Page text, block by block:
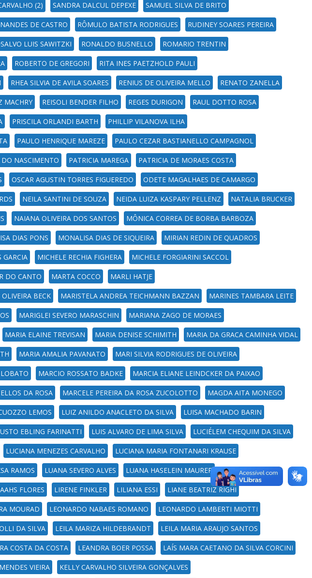
(2) SANDRA DALCUL DEPEXE SAMUEL SILVA DE BRITO
DE CASTRO RÔMULO BATISTA RODRIGUES RUDINEY SOARES PEREIRA
LUIS SAWITZKI RONALDO BUSNELLO ROMARIO TRENTIN
ROBERTO DE GREGORI RITA INES PAETZHOLD PAULI
RHEA SILVIA DE AVILA SOARES RENIUS DE OLIVEIRA MELLO RENATO ZANELLA
MACHRY REISOLI BENDER FILHO REGES DURIGON RAUL DOTTO ROSA
PRISCILA ORLANDI BARTH PHILLIP VILANOVA ILHA
PAULO HENRIQUE MAREZE PAULO CEZAR BASTIANELLO CAMPAGNOL
DO NASCIMENTO PATRICIA MAREGA PATRICIA DE MORAES COSTA
OSCAR AGUSTIN TORRES FIGUEREDO ODETE MAGALHAES DE CAMARGO
NEILA SANTINI DE SOUZA NEIDA LUIZA KASPARY PELLENZ NATALIA BRUCKER
NAIANA OLIVEIRA DOS SANTOS MÔNICA CORREA DE BORBA BARBOZA
DIAS PONS MONALISA DIAS DE SIQUEIRA MIRIAN REDIN DE QUADROS
GARCIA MICHELE RECHIA FIGHERA MICHELE FORGIARINI SACCOL
DO CANTO MARTA COCCO MARLI HATJE
BECK MARISTELA ANDREA TEICHMANN BAZZAN MARINES TAMBARA LEITE
MARIGLEI SEVERO MARASCHIN MARIANA ZAGO DE MORAES
MARIA ELAINE TREVISAN MARIA DENISE SCHIMITH MARIA DA GRACA CAMINHA VIDAL
MARIA AMALIA PAVANATO MARI SILVIA RODRIGUES DE OLIVEIRA
MARCIO ROSSATO BADKE MARCIA ELIANE LEINDCKER DA PAIXAO
DA ROSA MARCELE PEREIRA DA ROSA ZUCOLOTTO MAGDA AITA MONEGO
LEMOS LUIZ ANILDO ANACLETO DA SILVA LUISA MACHADO BARIN
EBLING FARINATTI LUIS ALVARO DE LIMA SILVA LUCIÉLEM CHEQUIM DA SILVA
LUCIANA MENEZES CARVALHO LUCIANA MARIA FONTANARI KRAUSE
RAMOS LUANA SEVERO ALVES LUANA HASELEIN MAURER
FLORES LIRENE FINKLER LILIANA ESSI LIANE BEATRIZ RIGHI
MOURAD LEONARDO NABAES ROMANO LEONARDO LAMBERTI MIOTTI
DA SILVA LEILA MARIZA HILDEBRANDT LEILA MARIA ARAUJO SANTOS
COSTA DA COSTA LEANDRA BOER POSSA LAÍS MARA CAETANO DA SILVA CORCINI
VIEIRA KELLY CARVALHO SILVEIRA GONÇALVES